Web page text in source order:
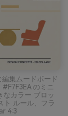
集ムードボード
のミニ
カラー ブロッ
ト ルール、フラ
4:3